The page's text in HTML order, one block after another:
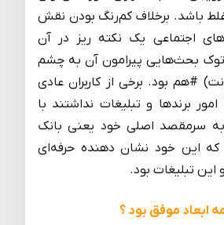
باشد. برخلاف کم‌رنگ بودن نقش
اجتماعی یک نکته ریز در آن
بحث‌هایی پیرامون آن به چشم
#هم بود. برخی از کاربران عادی
برندها و تبلیغات نداشتند با
سرمقصد اصلی خود یعنی بانک
که این خود نشان دهنده حرفه‌ای
این تبلیغات بود.
ابعاد موفق بود ؟